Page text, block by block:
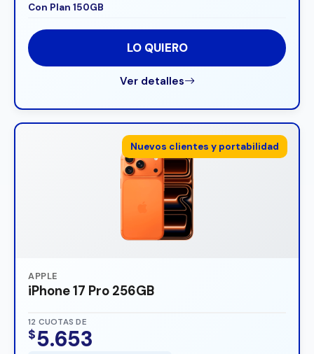
Con Plan 150GB
LO QUIERO
Ver detalles
Nuevos clientes y portabilidad
APPLE
iPhone 17 Pro 256GB
12 CUOTAS DE
$5.653